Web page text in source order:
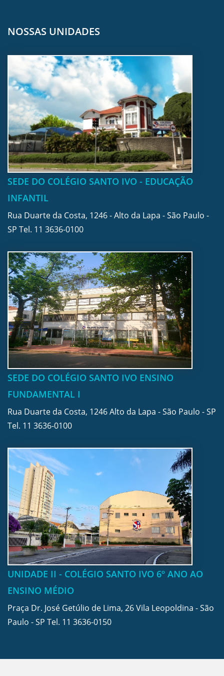
NOSSAS UNIDADES
SEDE DO COLÉGIO SANTO IVO - EDUCAÇÃO
INFANTIL
Rua Duarte da Costa, 1246 - Alto da Lapa - São Paulo -
SP Tel. 11 3636-0100
SEDE DO COLÉGIO SANTO IVO ENSINO
FUNDAMENTAL I
Rua Duarte da Costa, 1246 Alto da Lapa - São Paulo - SP
Tel. 11 3636-0100
UNIDADE II - COLÉGIO SANTO IVO 6º ANO AO
ENSINO MÉDIO
Praça Dr. José Getúlio de Lima, 26 Vila Leopoldina - São
Paulo - SP Tel. 11 3636-0150